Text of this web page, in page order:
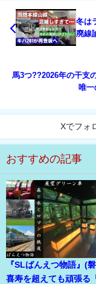
冬は
廃線
馬3つ??2026年の干支
唯
Xでフォ
おすすめの記事
『SLばんえつ物語』(磐
喜寿を超えても頑張る